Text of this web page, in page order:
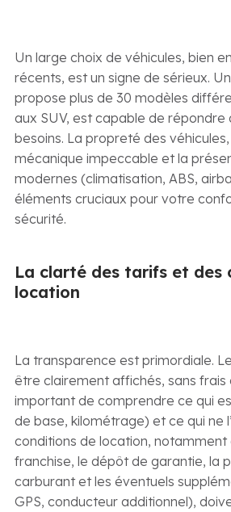
Un large choix de véhicules, bien
récents, est un signe de sérieux.
propose plus de 30 modèles
aux SUV, est capable de répondre
besoins. La propreté des
mécanique impeccable et la
modernes (climatisation, ABS,
éléments cruciaux pour votre
sécurité.
La clarté des tarifs et des
location
La transparence est primordiale.
être clairement affichés, sans frais
important de comprendre ce qui
de base, kilométrage) et ce qui ne
conditions de location, notamment
franchise, le dépôt de garantie, la
carburant et les éventuels
GPS, conducteur additionnel),